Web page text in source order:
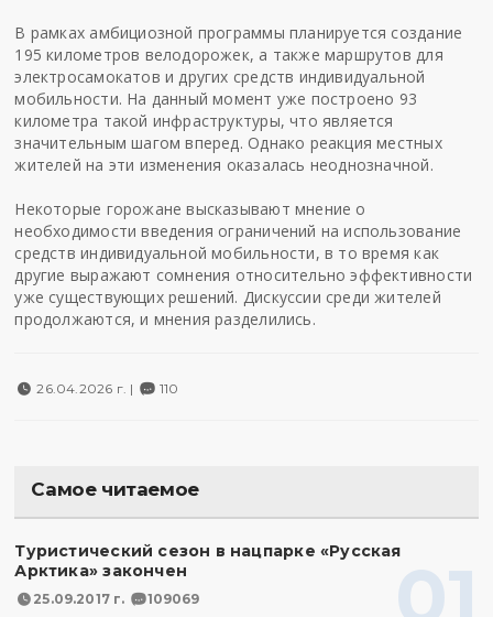
В рамках амбициозной программы планируется создание
195 километров велодорожек, а также маршрутов для
электросамокатов и других средств индивидуальной
мобильности. На данный момент уже построено 93
километра такой инфраструктуры, что является
значительным шагом вперед. Однако реакция местных
жителей на эти изменения оказалась неоднозначной.
Некоторые горожане высказывают мнение о
необходимости введения ограничений на использование
средств индивидуальной мобильности, в то время как
другие выражают сомнения относительно эффективности
уже существующих решений. Дискуссии среди жителей
продолжаются, и мнения разделились.
26.04.2026 г. | 110
Самое читаемое
01
Туристический сезон в нацпарке «Русская
Арктика» закончен
25.09.2017 г. 109069